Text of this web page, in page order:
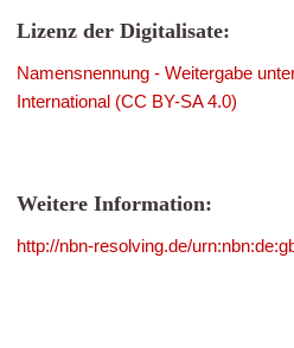
Lizenz der Digitalisate:
Namensnennung - Weitergabe
International (CC BY-SA 4.0)
Weitere Information:
http://nbn-resolving.de/